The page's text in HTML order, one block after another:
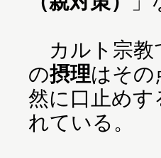
カルト宗教
の摂理はその
然に口止め
れている。